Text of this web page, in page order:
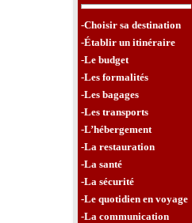
-Choisir sa destination
-Établir un itinéraire
-Le budget
-Les formalités
-Les bagages
-Les transports
-L’hébergement
-La restauration
-La santé
-La sécurité
-Le quotidien en voyage
-La communication